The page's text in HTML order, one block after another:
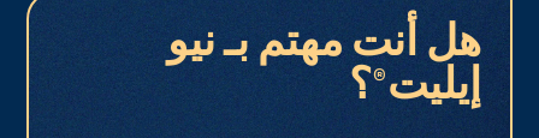
هل أنت مهتم بـ نيو
إيليت®؟